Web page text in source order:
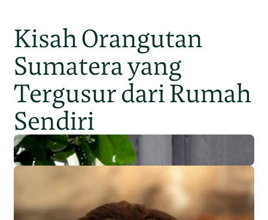
Kisah Orangutan
Sumatera yang
Tergusur dari Rumah
Sendiri